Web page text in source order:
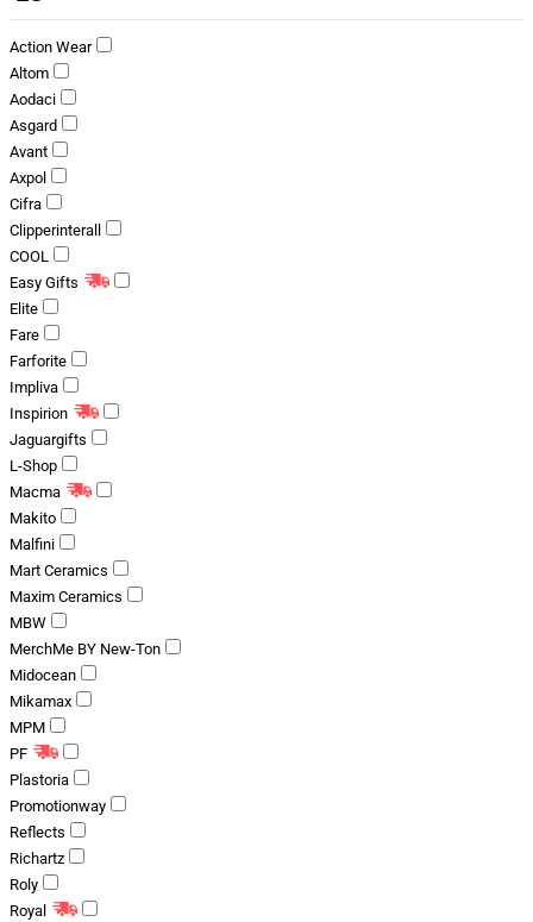
Action Wear
Altom
Aodaci
Asgard
Avant
Axpol
Cifra
Clipperinterall
COOL
Easy Gifts
Elite
Fare
Farforite
Impliva
Inspirion
Jaguargifts
L-Shop
Macma
Makito
Malfini
Mart Ceramics
Maxim Ceramics
MBW
MerchMe BY New-Ton
Midocean
Mikamax
MPM
PF
Plastoria
Promotionway
Reflects
Richartz
Roly
Royal